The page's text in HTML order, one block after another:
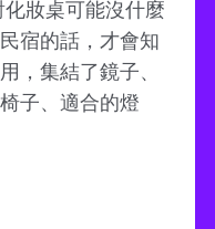
妝桌可能沒什麼
宿的話，才會知
，集結了鏡子、
子、適合的燈